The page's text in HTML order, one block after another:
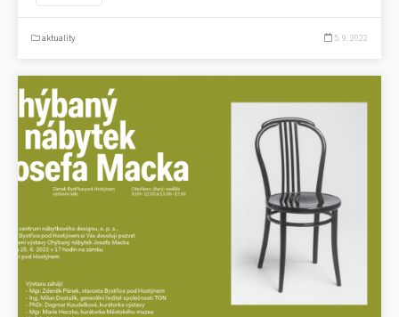
aktuality 5. 9. 2022